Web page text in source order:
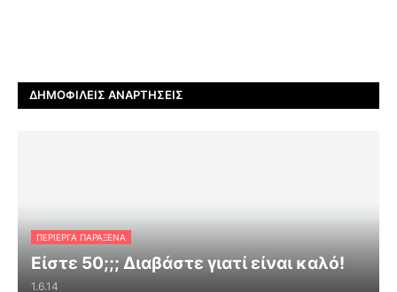
ΔΗΜΟΦΙΛΕΊΣ ΑΝΑΡΤΉΣΕΙΣ
ΠΕΡΊΕΡΓΑ ΠΑΡΆΞΕΝΑ
Είστε 50;;; Διαβάστε γιατί είναι καλό!
1.6.14